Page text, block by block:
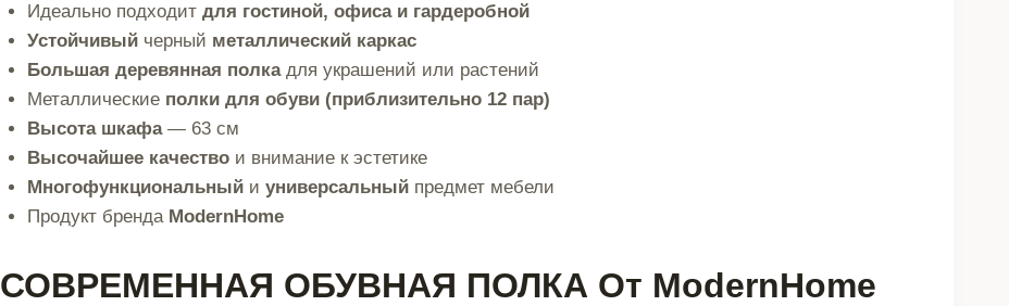
Идеально подходитдля гостиной, офиса и гардеробной
Устойчивый черный металлический каркас
Большая деревянная полкадля украшений или растений
Металлические полки для обуви (приблизительно 12 пар)
Высота шкафа— 63 см
Высочайшее качество и внимание к эстетике
Многофункциональный иуниверсальный предмет мебели
Продукт бренда ModernHome
СОВРЕМЕННАЯ ОБУВНАЯ ПОЛКА От ModernHome